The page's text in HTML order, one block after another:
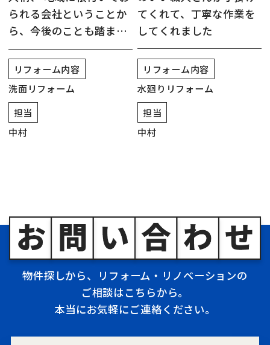
られる会社ということか
ら、今後のことも踏まえ
て工事を依頼することに
しました
リフォーム内容
洗面リフォーム
担当
中村
てくれて、丁寧な作業を
してくれました
リフォーム内容
水廻りリフォーム
担当
中村
物件探しから、リフォーム・リノベーションの
ご相談はこちらから。
本当にお気軽にご連絡ください。